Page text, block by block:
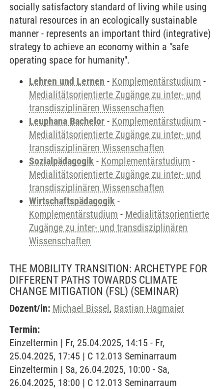
socially satisfactory standard of living while using
natural resources in an ecologically sustainable
manner - represents an important third (integrative)
strategy to achieve an economy within a "safe
operating space for humanity".
Lehren und Lernen - Komplementärstudium -
Medialitätsorientierte Zugänge zu inter- und
transdisziplinären Wissenschaften
Leuphana Bachelor - Komplementärstudium -
Medialitätsorientierte Zugänge zu inter- und
transdisziplinären Wissenschaften
Sozialpädagogik - Komplementärstudium -
Medialitätsorientierte Zugänge zu inter- und
transdisziplinären Wissenschaften
Wirtschaftspädagogik -
Komplementärstudium - Medialitätsorientierte
Zugänge zu inter- und transdisziplinären
Wissenschaften
THE MOBILITY TRANSITION: ARCHETYPE FOR
DIFFERENT PATHS TOWARDS CLIMATE
CHANGE MITIGATION (FSL) (SEMINAR)
Dozent/in: Michael Bissel, Bastian Hagmaier
Termin:
Einzeltermin | Fr, 25.04.2025, 14:15 - Fr,
25.04.2025, 17:45 | C 12.013 Seminarraum
Einzeltermin | Sa, 26.04.2025, 10:00 - Sa,
26.04.2025, 18:00 | C 12.013 Seminarraum